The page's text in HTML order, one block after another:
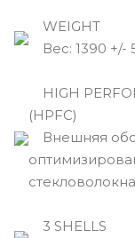
WEIGHT
Вec: 1390 +/-
HIGH
(HPFC)
Внешняя
3 SHELLS